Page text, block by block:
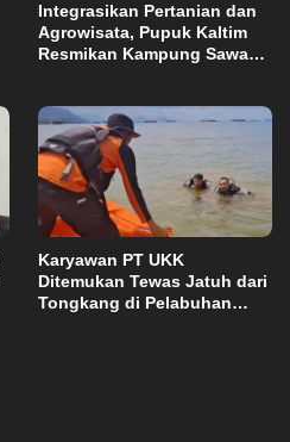
Integrasikan Pertanian dan
Agrowisata, Pupuk Kaltim
Resmikan Kampung Sawah
Karyawan PT UKK
Ditemukan Tewas Jatuh dari
Tongkang di Pelabuhan